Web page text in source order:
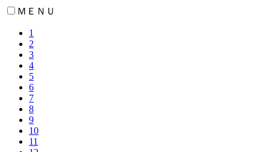
ＭＥＮＵ
1
2
3
4
5
6
7
8
9
10
11